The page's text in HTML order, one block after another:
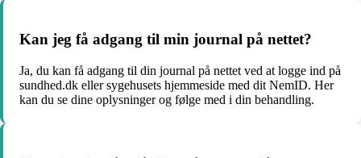
Kan jeg få adgang til min journal på nettet?
Ja, du kan få adgang til din journal på nettet ved at logge ind på
sundhed.dk eller sygehusets hjemmeside med dit NemID. Her
kan du se dine oplysninger og følge med i din behandling.